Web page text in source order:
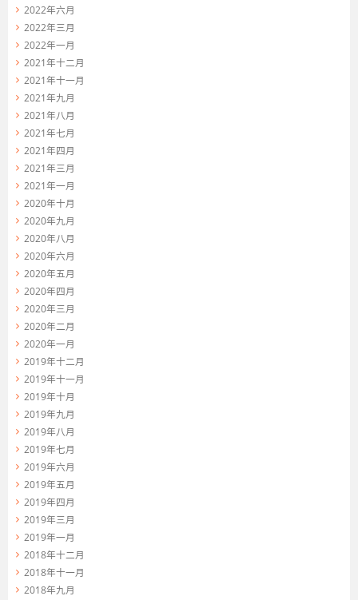
2022年六月
2022年三月
2022年一月
2021年十二月
2021年十一月
2021年九月
2021年八月
2021年七月
2021年四月
2021年三月
2021年一月
2020年十月
2020年九月
2020年八月
2020年六月
2020年五月
2020年四月
2020年三月
2020年二月
2020年一月
2019年十二月
2019年十一月
2019年十月
2019年九月
2019年八月
2019年七月
2019年六月
2019年五月
2019年四月
2019年三月
2019年一月
2018年十二月
2018年十一月
2018年九月